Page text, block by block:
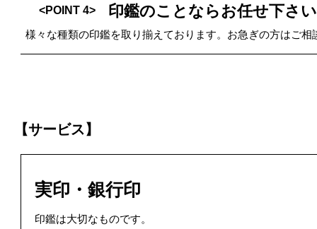
<POINT 4> 印鑑のことならお任せ下さい
様々な種類の印鑑を取り揃えております。お急ぎの方はご相
【サービス】
実印・銀行印
印鑑は大切なものです。